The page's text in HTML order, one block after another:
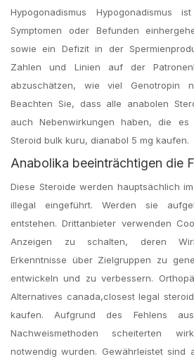
Hypogonadismus
Symptomen oder Befunden
sowie ein Defizit in der
Zahlen und Linien auf der
abzuschätzen, wie viel Genotropin
Beachten Sie, dass alle anabolen
auch Nebenwirkungen haben, die es
Steroid bulk kuru, dianabol 5 mg kaufen.
Anabolika beeinträchtigen die
Diese Steroide werden hauptsächlich
illegal eingeführt. Werden sie
entstehen. Drittanbieter verwenden
Anzeigen zu schalten, deren
Erkenntnisse über Zielgruppen zu
entwickeln und zu verbessern.
Alternatives canada,closest legal
kaufen. Aufgrund des Fehlens
Nachweismethoden scheiterten
notwendig wurden. Gewährleistet sind